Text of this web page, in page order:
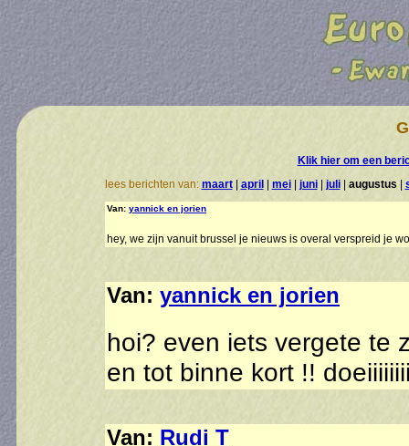
Klik hier om een
lees berichten van: maart| april mei| juni| juli| augustus|
Van: yannick en jorien
hey, we zijn vanuit brussel je nieuws is overal verspreid je
Van: yannick en jorien
hoi? even iets vergete te
en tot binne kort !!
Van: Rudi T